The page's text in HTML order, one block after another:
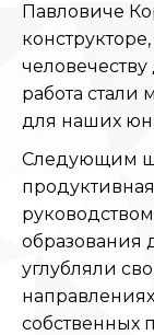
Павловиче
работа
для наших
Следующим
образования
углубляли
собственных